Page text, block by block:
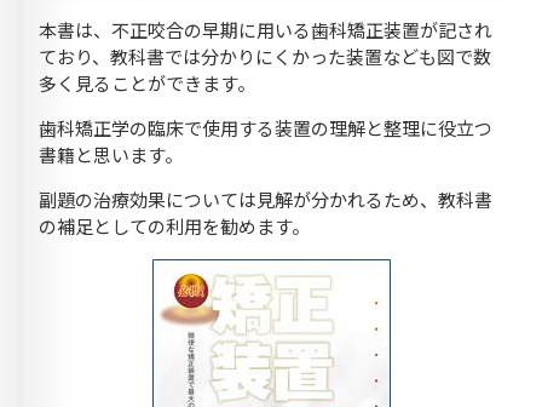
本書は、不正咬合の早期に用いる歯科矯正装置が記され
ており、教科書では分かりにくかった装置なども図で数
多く見ることができます。
歯科矯正学の臨床で使用する装置の理解と整理に役立つ
書籍と思います。
副題の治療効果については見解が分かれるため、教科書
の補足としての利用を勧めます。